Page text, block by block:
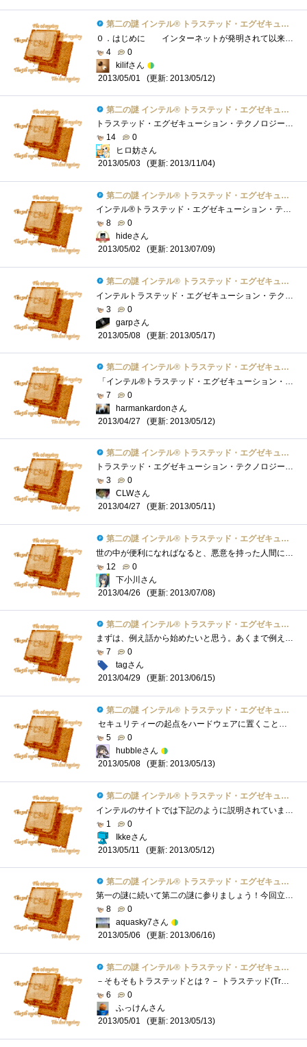
第二の謎 インテル® トラステッド・エグゼキューション・テクノロジーとは？
０．はじめに インターネットが発明されて以来、外部からの攻撃、データ流出のニュースはあとを絶ちません。さらに近年普及している仮想�...
4
0
kilifさん
2013/05/01
(更新: 2013/05/12)
第二の謎 インテル® トラステッド・エグゼキューション・テクノロジーとは？
トラステッド・エグゼキューション・テクノロジー（インテルTXT） ほとんどのコンピュータがネットワークに接続されている現状、セキュリティ...
14
0
ヒロ妨さん
2013/05/03
(更新: 2013/11/04)
第二の謎 インテル® トラステッド・エグゼキューション・テクノロジーとは？
インテル®トラステッド・エグゼキューション・テクノロジー(インテル®TXT)とは、システム起動時にサーバーまたはPCを構成する主要なコンポーネ...
8
0
hideさん
2013/05/02
(更新: 2013/07/09)
第二の謎 インテル® トラステッド・エグゼキューション・テクノロジーとは？
インテルトラステッド・エグゼキューション・テクノロジーとは、インテルが開発したハードウェアセキュリティーです。※トラステッド・エグ�...
3
0
garpさん
2013/05/08
(更新: 2013/05/17)
第二の謎 インテル® トラステッド・エグゼキューション・テクノロジーとは？
「インテル®トラステッド・エグゼキューション・テクノロジー」とは システム起動時に，ハードウエアレベルでシステムソフトウエアの改ざ�...
7
0
harmankardonさん
2013/04/27
(更新: 2013/05/12)
第二の謎 インテル® トラステッド・エグゼキューション・テクノロジーとは？
トラステッド・エグゼキューション・テクノロジー(以下TXT)は現在のソフトウェアによるセキュリティ対策の限界部分をハードウェアーが担い手と...
3
0
CLWさん
2013/04/27
(更新: 2013/05/11)
第二の謎 インテル® トラステッド・エグゼキューション・テクノロジーとは？
世の中が便利になればなると、悪意を持った人間にも便利になってしまうこの世の中。昔なら1台のPCが攻撃を受けたら受けたでオシマイだったが�...
12
0
下小川さん
2013/04/26
(更新: 2013/07/08)
第二の謎 インテル® トラステッド・エグゼキューション・テクノロジーとは？
まずは、例え話から始めたいと思う。あくまで例え話であり、第二の謎「Intel®TXT」とは異なるのでご注意を。 当然、皆さんはウィルス対策ソフ...
7
0
tagさん
2013/04/29
(更新: 2013/06/15)
第二の謎 インテル® トラステッド・エグゼキューション・テクノロジーとは？
セキュリティーの起点をハードウェアに置くことにより、既存のソフトウェアベースで行われてきたセキュリティーをより信頼性の高いものにす...
5
0
hubbleさん
2013/05/08
(更新: 2013/05/13)
第二の謎 インテル® トラステッド・エグゼキューション・テクノロジーとは？
インテルのサイトでは下記のように説明されています。-----------------------------------------------------インテル®トラステッド・エグゼキューション・テ�...
1
0
Ikkeさん
2013/05/11
(更新: 2013/05/12)
第二の謎 インテル® トラステッド・エグゼキューション・テクノロジーとは？
第一の謎に続いて第二の謎に参りましょう！今回立ちはだかる謎は、「インテルトラステッド・エグゼキューション・テクノロジー」略して「Intel...
8
0
aquasky7さん
2013/05/06
(更新: 2013/06/16)
第二の謎 インテル® トラステッド・エグゼキューション・テクノロジーとは？
－そもそもトラステッドとは？－ トラステッド(Trusted)とは、英訳で「信頼された」という意味です。昨今、情報システムによる犯罪が巧妙化して...
6
0
ふっけんさん
2013/05/01
(更新: 2013/05/13)